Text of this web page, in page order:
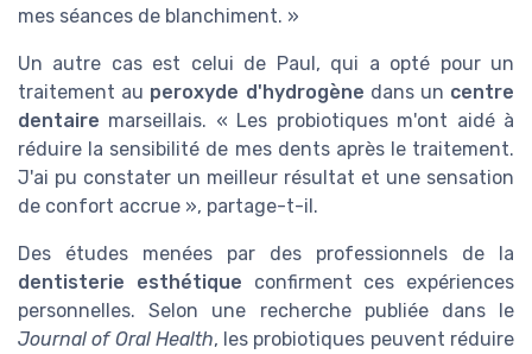
mes séances de blanchiment. »
Un autre cas est celui de Paul, qui a opté pour un
traitement au peroxyde d'hydrogène dans un centre
dentaire marseillais. « Les probiotiques m'ont aidé à
réduire la sensibilité de mes dents après le traitement.
J'ai pu constater un meilleur résultat et une sensation
de confort accrue », partage-t-il.
Des études menées par des professionnels de la
dentisterie esthétique confirment ces expériences
personnelles. Selon une recherche publiée dans le
Journal of Oral Health, les probiotiques peuvent réduire